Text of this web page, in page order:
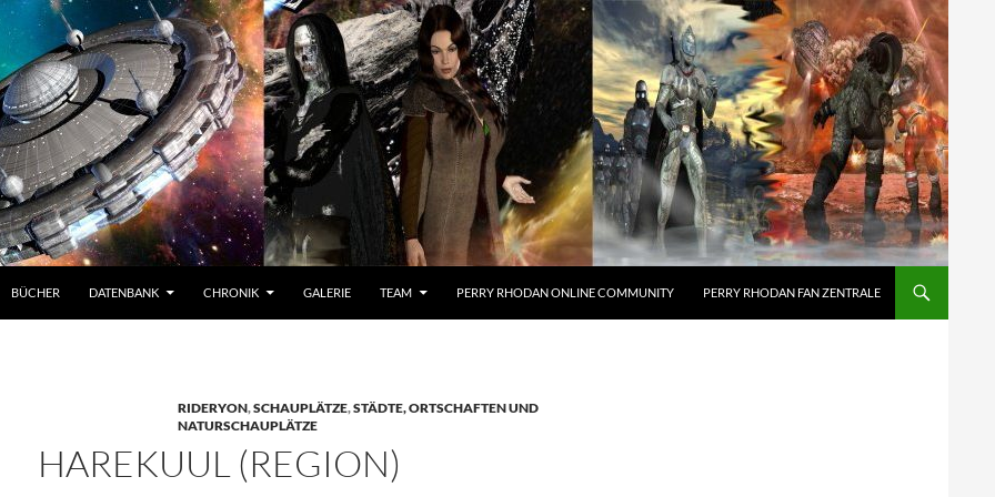
BÜCHER DATENBANK CHRONIK GALERIE TEAM PERRY RHODAN ONLINE COMMUNITY PERRY RHODAN FAN ZENTRALE
RIDERYON,SCHAUPLÄTZE,STÄDTE, ORTSCHAFTEN UND
NATURSCHAUPLÄTZE
HAREKUUL (REGION)